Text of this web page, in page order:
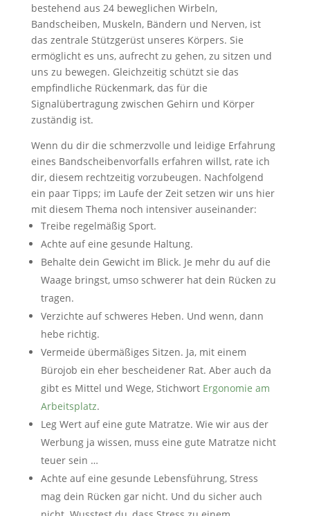
bestehend aus 24 beweglichen Wirbeln,
Bandscheiben, Muskeln, Bändern und Nerven, ist
das zentrale Stützgerüst unseres Körpers. Sie
ermöglicht es uns, aufrecht zu gehen, zu sitzen und
uns zu bewegen. Gleichzeitig schützt sie das
empfindliche Rückenmark, das für die
Signalübertragung zwischen Gehirn und Körper
zuständig ist.​
Wenn du dir die schmerzvolle und leidige Erfahrung
eines Bandscheibenvorfalls erfahren willst, rate ich
dir, diesem rechtzeitig vorzubeugen. Nachfolgend
ein paar Tipps; im Laufe der Zeit setzen wir uns hier
mit diesem Thema noch intensiver auseinander:
Treibe regelmäßig Sport.
Achte auf eine gesunde Haltung.
Behalte dein Gewicht im Blick. Je mehr du auf die
Waage bringst, umso schwerer hat dein Rücken zu
tragen.
Verzichte auf schweres Heben. Und wenn, dann
hebe richtig.
Vermeide übermäßiges Sitzen. Ja, mit einem
Bürojob ein eher bescheidener Rat. Aber auch da
gibt es Mittel und Wege, Stichwort Ergonomie am
Arbeitsplatz.
Leg Wert auf eine gute Matratze. Wie wir aus der
Werbung ja wissen, muss eine gute Matratze nicht
teuer sein …
Achte auf eine gesunde Lebensführung, Stress
mag dein Rücken gar nicht. Und du sicher auch